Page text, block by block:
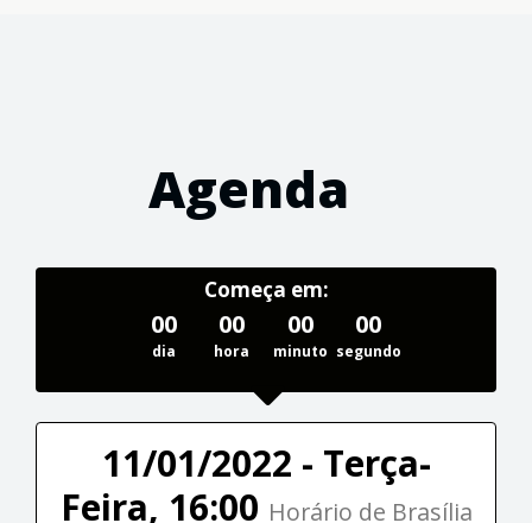
Agenda
Começa em:
00
dia
00
hora
00
minuto
00
segundo
11/01/2022 - Terça-
Feira, 16:00 Horário de Brasília